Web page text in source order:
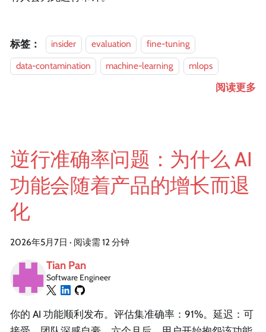
标签： insider evaluation
fine-tuning
data-contamination
machine-learning mlops
阅读更多
逆行准确率问题：为什么 AI
功能会随着产品的增长而退
化
2026年5月7日 · 阅读需 12 分钟
Tian Pan
Software Engineer
你的 AI 功能顺利发布。评估集准确率：91%。延迟：可